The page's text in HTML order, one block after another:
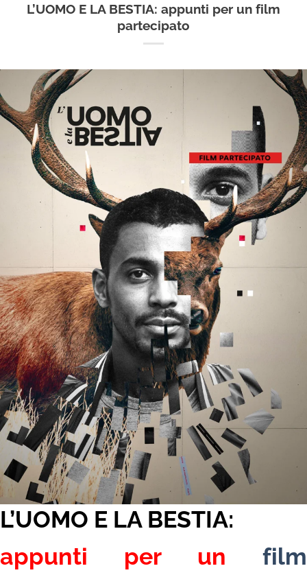
L’UOMO E LA BESTIA: appunti per un film
partecipato
L’UOMO E LA BESTIA:
appunti per un film